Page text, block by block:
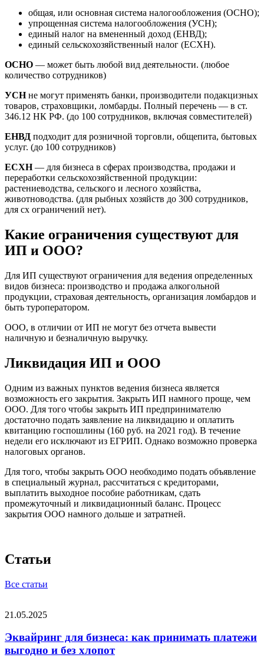
общая, или основная система налогообложения (ОСНО);
упрощенная система налогообложения (УСН);
единый налог на вмененный доход (ЕНВД);
единый сельскохозяйственный налог (ЕСХН).
ОСНО — может быть любой вид деятельности. (любое
количество сотрудников)
УСНне могут применять банки, производители подакцизных
товаров, страховщики, ломбарды. Полный перечень — в ст.
346.12 НК РФ. (до 100 сотрудников, включая совместителей)
ЕНВД подходит для розничной торговли, общепита, бытовых
услуг. (до 100 сотрудников)
ЕСХН— для бизнеса в сферах производства, продажи и
переработки сельскохозяйственной продукции:
растениеводства, сельского и лесного хозяйства,
животноводства. (для рыбных хозяйств до 300 сотрудников,
для сх ограничений нет).
Какие ограничения существуют для
ИП и ООО?
Для ИП существуют ограничения для ведения определенных
видов бизнеса: производство и продажа алкогольной
продукции, страховая деятельность, организация ломбардов и
быть туроператором.
ООО, в отличии от ИП не могут без отчета вывести
наличную и безналичную выручку.
Ликвидация ИП и ООО
Одним из важных пунктов ведения бизнеса является
возможность его закрытия. Закрыть ИП намного проще, чем
ООО. Для того чтобы закрыть ИП предпринимателю
достаточно подать заявление на ликвидацию и оплатить
квитанцию госпошлины (160 руб. на 2021 год). В течение
недели его исключают из ЕГРИП. Однако возможно проверка
налоговых органов.
Для того, чтобы закрыть ООО необходимо подать объявление
в специальный журнал, рассчитаться с кредиторами,
выплатить выходное пособие работникам, сдать
промежуточный и ликвидационный баланс. Процесс
закрытия ООО намного дольше и затратней.
Статьи
Все статьи
21.05.2025
Эквайринг для бизнеса: как принимать платежи
выгодно и без хлопот